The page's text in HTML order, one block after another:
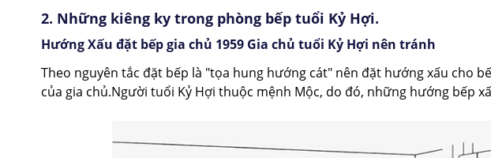
2. Những kiêng ky trong phòng bếp tuổi Kỷ Hợi.
Hướng Xấu đặt bếp gia chủ 1959 Gia chủ tuổi Kỷ Hợi nên tránh
Theo nguyên tắc đặt bếp là "tọa hung hướng cát" nên đặt hướng xấu cho
của gia chủ.Người tuổi Kỷ Hợi thuộc mệnh Mộc, do đó, những hướng bếp